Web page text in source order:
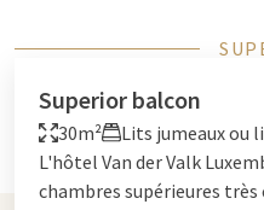
Superior balcon
30m² Lits jumeaux ou
L'hôtel Van der Valk
chambres supérieures